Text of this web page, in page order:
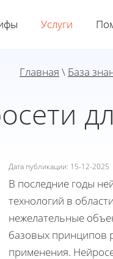
Услуги
Главная \ База
Дата публикации: 15-12-
В последние годы
технологий в
нежелательные
базовых принципов
применения.